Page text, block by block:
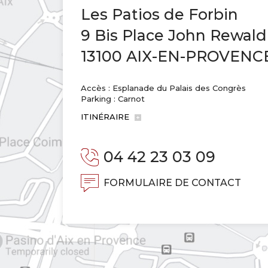
Les Patios de Forbin
9 Bis Place John Rewald
13100 AIX-EN-
Accès : Esplanade du Palais des Congrès
Parking : Carnot
ITINÉRAIRE
04 42 23 03 09
FORMULAIRE DE CONTACT